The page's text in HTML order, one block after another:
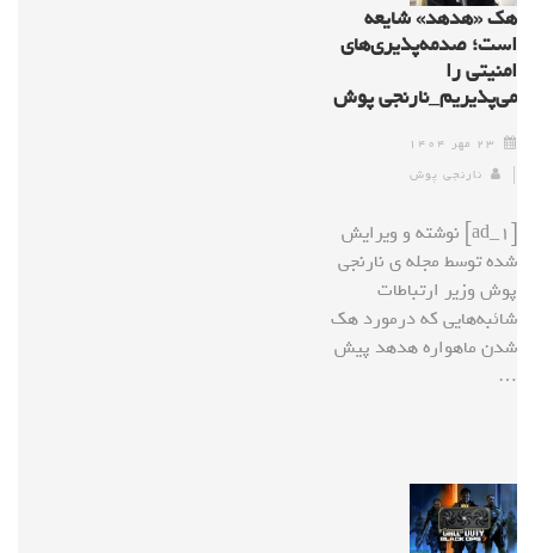
هک «هدهد» شایعه
است؛ صدمه‌پذیری‌های
امنیتی را
می‌پذیریم_نارنجی پوش
۲۳ مهر ۱۴۰۴
نارنجی پوش
[ad_1] نوشته و ویرایش
شده توسط مجله ی نارنجی
پوش وزیر ارتباطات
شائبه‌هایی که درمورد هک
شدن ماهواره هدهد پیش
…